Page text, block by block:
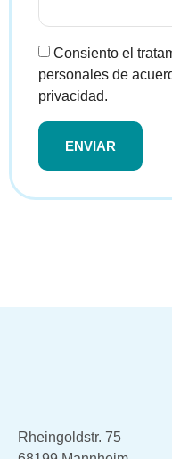
Consiento el
personales de
privacidad.
ENVIAR
Rheingoldstr. 75